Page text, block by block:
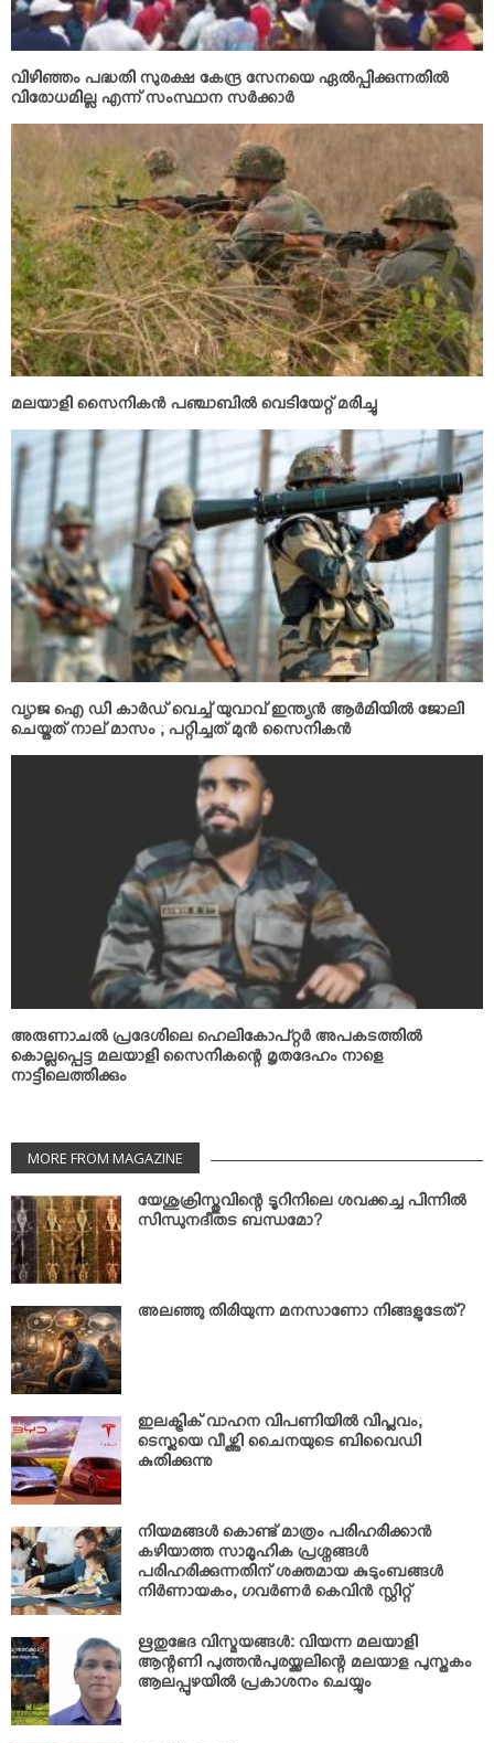
വിഴിഞ്ഞം പദ്ധതി സുരക്ഷ കേന്ദ്ര സേനയെ ഏല്‍പ്പിക്കുന്നതില്‍
വിരോധമില്ല എന്ന് സംസ്ഥാന സര്‍ക്കാര്‍
മലയാളി സൈനികന്‍ പഞ്ചാബില്‍ വെടിയേറ്റ് മരിച്ചു
വ്യാജ ഐ ഡി കാര്‍ഡ് വെച്ച് യുവാവ് ഇന്ത്യന്‍ ആര്‍മിയില്‍ ജോലി
ചെയ്തത് നാല് മാസം ; പറ്റിച്ചത് മുന്‍ സൈനികന്‍
അരുണാചല്‍ പ്രദേശിലെ ഹെലികോപ്റ്റര്‍ അപകടത്തില്‍
കൊല്ലപ്പെട്ട മലയാളി സൈനികന്റെ മൃതദേഹം നാളെ
നാട്ടിലെത്തിക്കും
MORE FROM MAGAZINE
യേശുക്രിസ്തുവിന്റെ ടൂറിനിലെ ശവക്കച്ച പിന്നില്‍
സിന്ധുനദീതട ബന്ധമോ?
അലഞ്ഞു തിരിയുന്ന മനസാണോ നിങ്ങളുടേത്?
ഇലക്ട്രിക് വാഹന വിപണിയില്‍ വിപ്ലവം;
ടെസ്ലയെ വീഴ്ത്തി ചൈനയുടെ ബിവൈഡി
കുതിക്കുന്നു
നിയമങ്ങള്‍ കൊണ്ട് മാത്രം പരിഹരിക്കാന്‍
കഴിയാത്ത സാമൂഹിക പ്രശ്നങ്ങള്‍
പരിഹരിക്കുന്നതിന് ശക്തമായ കുടുംബങ്ങള്‍
നിര്‍ണായകം, ഗവര്‍ണര്‍ കെവിന്‍ സ്റ്റിറ്റ്
ഋതുഭേദ വിസ്മയങ്ങള്‍: വിയന്ന മലയാളി
ആന്റണി പുത്തന്‍പുരയ്ക്കലിന്റെ മലയാള പുസ്തകം
ആലപ്പുഴയില്‍ പ്രകാശനം ചെയ്യും